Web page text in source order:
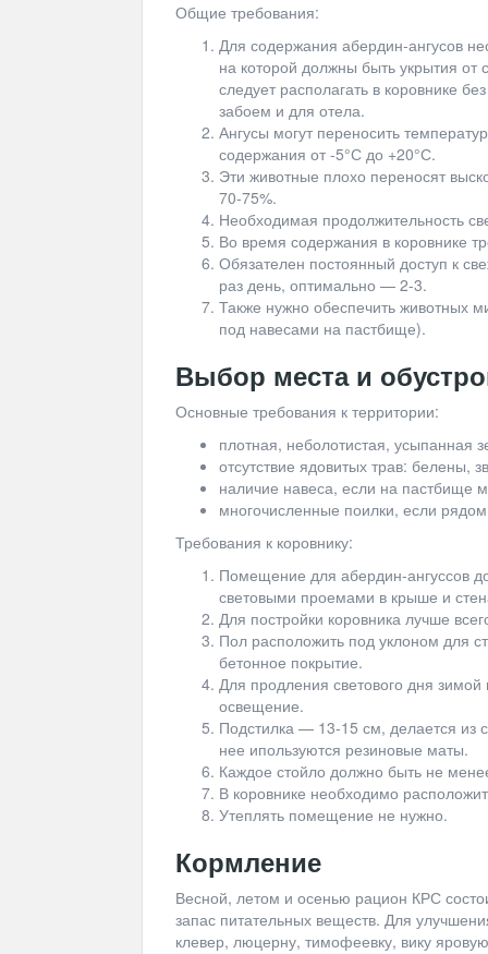
Общие требования:
Для содержания абердин-ангусов
на которой должны быть укрытия
следует располагать в коровнике
забоем и для отела.
Ангусы могут переносить
содержания от -5°С до +20°С.
Эти животные плохо переносят
70-75%.
Необходимая продолжительность
Во время содержания в коровнике
Обязателен постоянный доступ к
раз день, оптимально — 2-3.
Также нужно обеспечить животных
под навесами на пастбище).
Выбор места и
Основные требования к территории:
плотная, неболотистая, усыпанная
отсутствие ядовитых трав: белены,
наличие навеса, если на пастбище
многочисленные поилки, если
Требования к коровнику:
Помещение для абердин-ангуссов
световыми проемами в крыше и
Для постройки коровника лучше
Пол расположить под уклоном для
бетонное покрытие.
Для продления светового дня зимой
освещение.
Подстилка — 13-15 см, делается из
нее ипользуются резиновые маты.
Каждое стойло должно быть не
В коровнике необходимо
Утеплять помещение не нужно.
Кормление
Весной, летом и осенью рацион КРС
запас питательных веществ. Для
клевер, люцерну, тимофеевку, вику